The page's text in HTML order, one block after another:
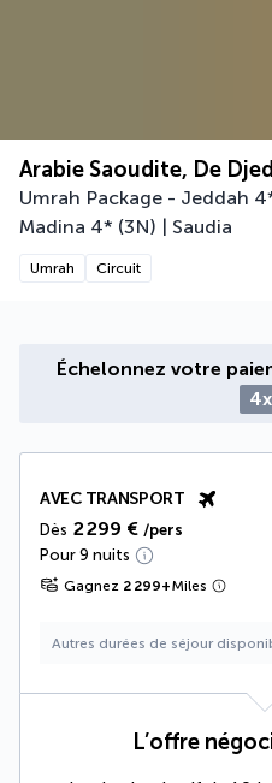
Arabie Saoudite, De
Umrah Package - Jeddah
Madina 4* (3N) | Saudia
Umrah Circuit
Échelonnez votre
4x
AVEC TRANSPORT
Dès 2 299 € /pers
Pour 9 nuits
Gagnez 2 299+Miles
Autres durées de séjour
L’offre